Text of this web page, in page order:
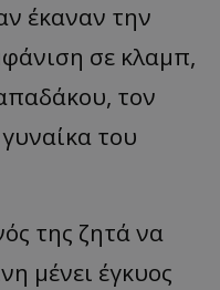
έκαναν την
σε κλαμπ,
τον
του
της ζητά να
μένει έγκυος